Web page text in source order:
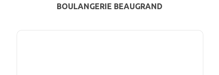
BOULANGERIE BEAUGRAND